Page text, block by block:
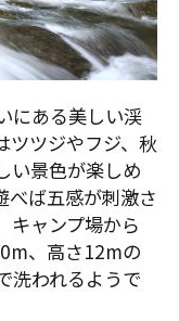
にある美しい渓
ツツジやフジ、秋
い景色が楽しめ
べば五感が刺激さ
ャンプ場から
、高さ12mの
洗われるようで